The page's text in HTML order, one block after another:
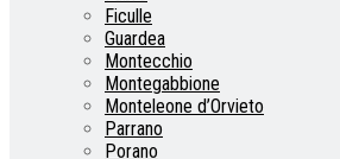
Ficulle
Guardea
Montecchio
Montegabbione
Monteleone d’Orvieto
Parrano
Porano